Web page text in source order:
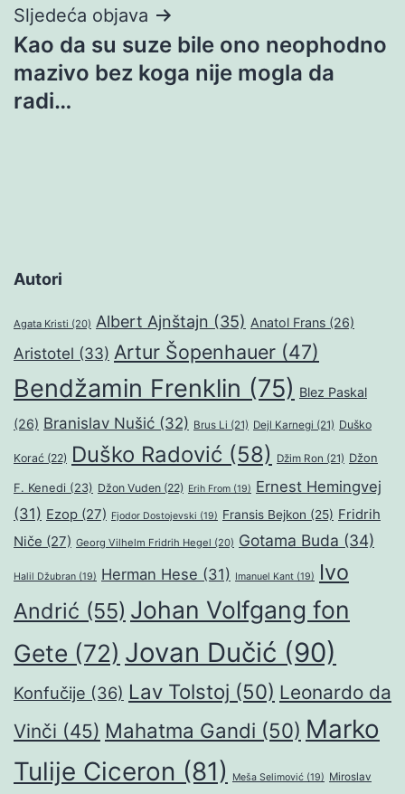
Sljedeća objava
Kao da su suze bile ono neophodno
mazivo bez koga nije mogla da
radi…
Autori
Agata Kristi (20) Albert Ajnštajn (35) Anatol Frans (26)
Aristotel (33) Artur Šopenhauer (47)
Bendžamin Frenklin (75) Blez Paskal
(26) Branislav Nušić (32) Brus Li (21) Dejl Karnegi (21) Duško
Korać (22) Duško Radović (58) Džim Ron (21) Džon
F. Kenedi (23) Džon Vuden (22) Erih From (19) Ernest Hemingvej
(31) Ezop (27) Fjodor Dostojevski (19) Fransis Bejkon (25) Fridrih
Niče (27) Georg Vilhelm Fridrih Hegel (20) Gotama Buda (34)
Halil Džubran (19) Herman Hese (31) Imanuel Kant (19)
Ivo
Andrić (55) Johan Volfgang fon
Gete (72) Jovan Dučić (90)
Konfučije (36) Lav Tolstoj (50) Leonardo da
Vinči (45) Mahatma Gandi (50) Marko
Tulije Ciceron (81) Meša Selimović (19) Miroslav